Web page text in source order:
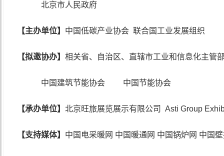
北京市人民政府
【主办单位】 中国低碳产业协会 联合国工业发展组织
【拟邀协办】 相关省、自治区、直辖市工业和信息化主管
中国建筑节能协会 中国节能协会
【承办单位】 北京旺旅展览展示有限公司 Asti Group
【支持媒体】 中国电采暖网 中国暖通网 中国锅炉网 中国